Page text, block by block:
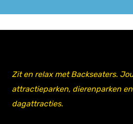
Zit en relax met Backseaters.
attractieparken, dierenparken
dagattracties.